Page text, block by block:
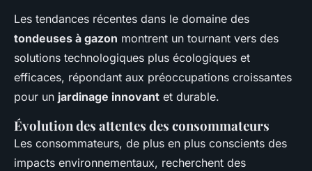
Les tendances récentes dans le domaine des
tondeuses à gazon montrent un tournant vers des
solutions technologiques plus écologiques et
efficaces, répondant aux préoccupations croissantes
pour un jardinage innovant et durable.
Évolution des attentes des consommateurs
Les consommateurs, de plus en plus conscients des
impacts environnementaux, recherchent des